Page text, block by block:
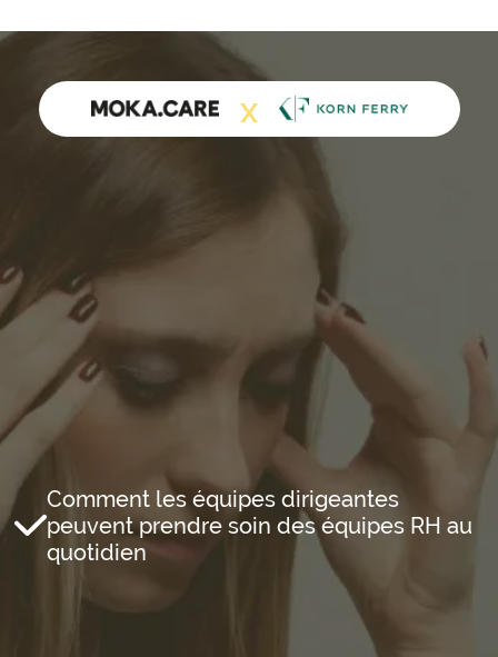
X
Comment les équipes dirigeantes
peuvent prendre soin des équipes RH au
quotidien